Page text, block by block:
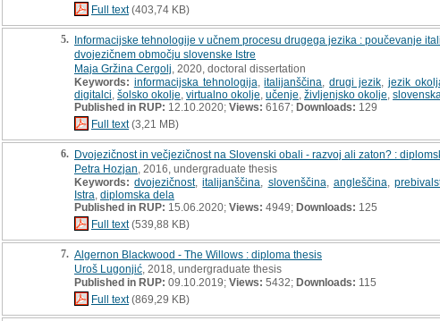
Full text(403,74 KB)
5. Informacijske tehnologije v učnem procesu drugega jezika : poučevanje
dvojezičnem območju slovenske Istre
Maja Gržina Cergolj , 2020, doctoral dissertation
Keywords: informacijska tehnologija ,italijanščina ,drugi jezik, jezik
digitalci šolsko okolje virtualno okolje učenje življenjsko okolje
Published in RUP: 12.10.2020; Views: 6167; Downloads: 129
Full text(3,21 MB)
6. Dvojezičnost in večjezičnost na Slovenski obali - razvoj ali zaton? :
Petra Hozjan , 2016, undergraduate thesis
Keywords: dvojezičnost,italijanščina slovenščina angleščina
Istra diplomska dela
Published in RUP: 15.06.2020; Views: 4949; Downloads: 125
Full text(539,88 KB)
7. Algernon Blackwood - The Willows : diploma thesis
Uroš Lugonjić , 2018, undergraduate thesis
Published in RUP: 09.10.2019; Views: 5432; Downloads: 115
Full text(869,29 KB)